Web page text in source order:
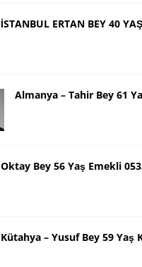
İSTANBUL ERTAN BEY 40
Almanya – Tahir Bey 61
Oktay Bey 56 Yaş Emekli
Kütahya – Yusuf Bey 59 Yaş